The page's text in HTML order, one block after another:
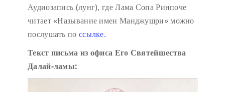
Аудиозапись (лунг), где Лама Сопа Ринпоче
читает «Называние имен Манджушри» можно
послушать по ссылке.
Текст письма из офиса Его Святейшества
Далай-ламы: